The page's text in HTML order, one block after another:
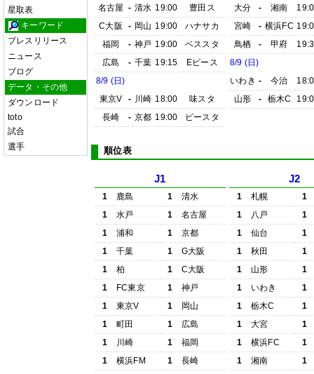
星取表
キーワード
プレスリリース
ニュース
ブログ
データ・その他
ダウンロード
toto
試合
選手
名古屋 - 清水 19:00
豊田ス
C大阪
- 岡山 19:00
ハナサカ
福岡
- 神戸 19:00
ベススタ
広島
- 千葉 19:15
Eピース
8/9 (日)
東京V
- 川崎 18:00
味スタ
長崎
- 京都 19:00 ピースタ
大分
- 湘南
宮崎
- 横浜FC
鳥栖
- 甲府
8/9 (日)
いわき - 今治
山形
- 栃木C
順位表
J1
1 鹿島 1
清水
1
水戸 1
名古屋
1
浦和 1
京都
1
千葉 1
G大阪
1
柏 1
C大阪
1
FC東京 1
神戸
1
東京V 1
岡山
1
町田 1
広島
1
川崎 1
福岡
1
横浜FM 1 長崎
J2
1 札幌
1
1
八戸
1
1
仙台
1
1
秋田
1
1
山形
1
1
いわき
1
1
栃木C
1
1
大宮
1
1
横浜FC
1
1
湘南 1